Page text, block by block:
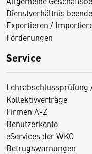
Dienstverhältnis
Exportieren /
Förderungen
Service
Lehrabschlussprüfung
Kollektivverträge
Firmen A-Z
Benutzerkonto
eServices der WKO
Betrugswarnungen